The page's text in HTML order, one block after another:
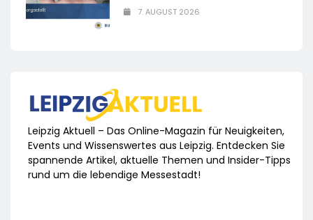
7. AUGUST 2026
Leipzig Aktuell – Das Online-Magazin für Neuigkeiten,
Events und Wissenswertes aus Leipzig. Entdecken Sie
spannende Artikel, aktuelle Themen und Insider-Tipps
rund um die lebendige Messestadt!